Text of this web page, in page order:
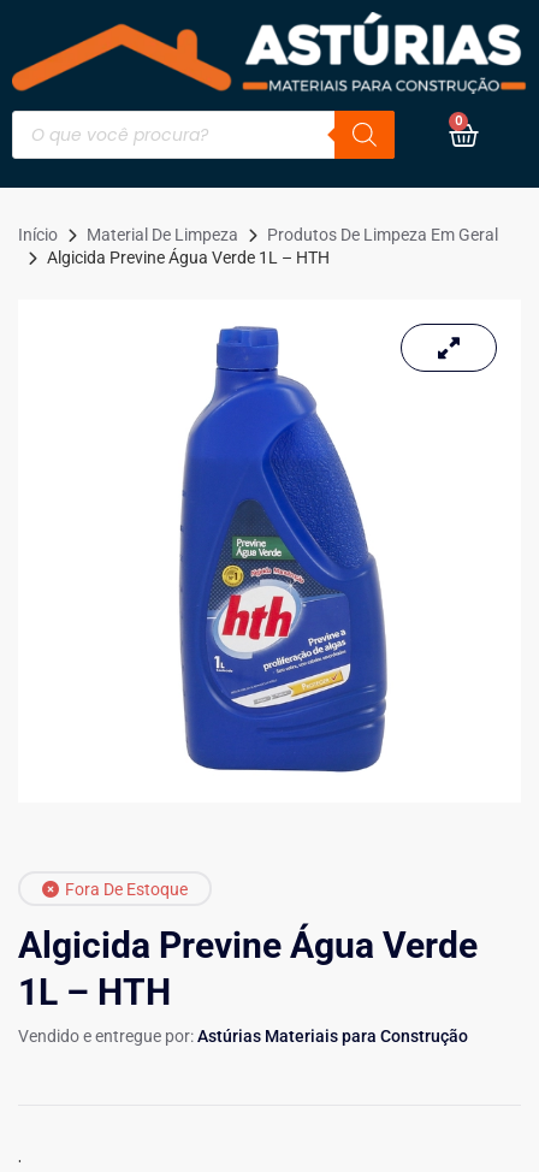
0
Início Material De Limpeza
Produtos De Limpeza Em Geral
Algicida Previne Água Verde 1L – HTH
Fora De Estoque
Algicida Previne Água Verde
1L – HTH
Vendido e entregue por:Astúrias Materiais para Construção
.